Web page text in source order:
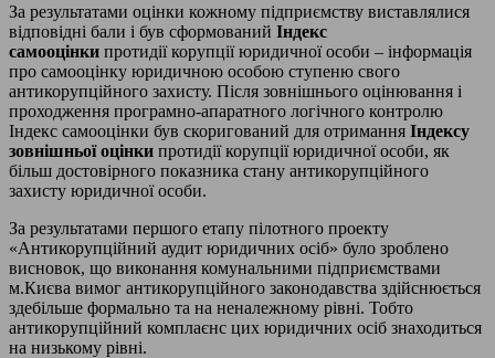
За результатами оцінки кожному підприємству виставлялися
відповідні бали і був сформований Індекс
самооцінки протидії корупції юридичної особи – інформація
про самооцінку юридичною особою ступеню свого
антикорупційного захисту. Після зовнішнього оцінювання і
проходження програмно-апаратного логічного контролю
Індекс самооцінки був скоригований для отримання Індексу
зовнішньої оцінки протидії корупції юридичної особи, як
більш достовірного показника стану антикорупційного
захисту юридичної особи.
За результатами першого етапу пілотного проекту
«Антикорупційний аудит юридичних осіб» було зроблено
висновок, що виконання комунальними підприємствами
м.Києва вимог антикорупційного законодавства здійснюється
здебільше формально та на неналежному рівні. Тобто
антикорупційний комплаєнс цих юридичних осіб знаходиться
на низькому рівні.